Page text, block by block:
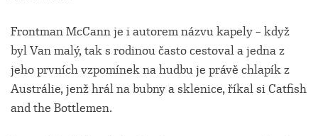
Frontman McCann je i autorem názvu kapely – když
byl Van malý, tak s rodinou často cestoval a jedna z
jeho prvních vzpomínek na hudbu je právě chlapík z
Austrálie, jenž hrál na bubny a sklenice, říkal si Catfish
and the Bottlemen.